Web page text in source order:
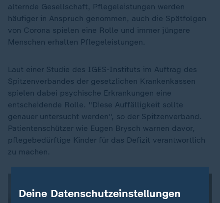
alternde Gesellschaft, Pflegeleistungen werden
häufiger in Anspruch genommen, auch die Spätfolgen
von Corona spielen eine Rolle und immer jüngere
Menschen erhalten Pflegeleistungen.
Laut einer Studie des IGES-Instituts im Auftrag des
Spitzenverbandes der gesetzlichen Krankenkassen
spielen dabei psychische Erkrankungen eine
entscheidende Rolle. "Diese Auffälligkeit sollte
genauer untersucht werden", so der Spitzenverband.
Patientenschützer wie Eugen Brysch warnen davor,
pflegebedürftige Kinder für das Defizit verantwortlich
zu machen.
Deine Datenschutzeinstellungen